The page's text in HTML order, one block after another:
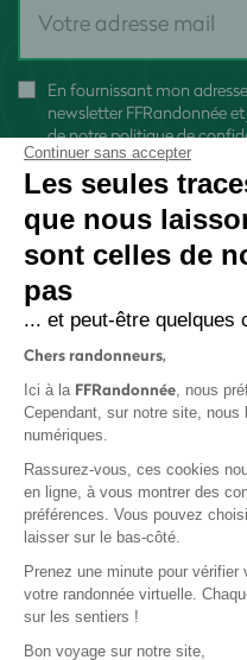
En fournissant mon
newsletter FFRandonnée
denotre politique de
Politique
Continuer sans accepter
Les seules
que nous
sont celles de
pas
... et peut-être quelques
Chers randonneurs,
Ici à la FFRandonnée, nous
Cependant, sur notre site,
numériques.
Rassurez-vous, ces cookies
en ligne, à vous montrer des
préférences. Vous pouvez
laisser sur le bas-côté.
Prenez une minute pour
votre randonnée virtuelle.
sur les sentiers !
Bon voyage sur notre site,